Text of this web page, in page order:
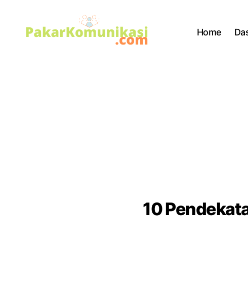
Home
10